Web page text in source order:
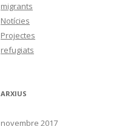
migrants
Notícies
Projectes
refugiats
ARXIUS
novembre 2017